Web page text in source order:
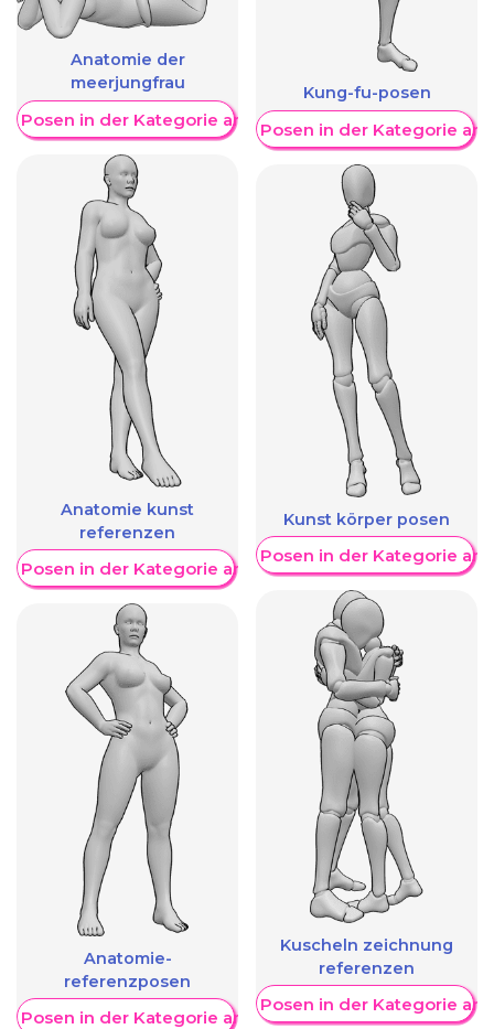
Anatomie der
meerjungfrau
Posen in der Kategorie anzeigen
Anatomie kunst
referenzen
Posen in der Kategorie anzeigen
Anatomie-
referenzposen
Posen in der Kategorie anzeigen
Kung-fu-posen
Weitere Posen in der Kategorie
Kunst körper posen
Weitere Posen in der Kategorie
Kuscheln zeichnung
referenzen
Weitere Posen in der Kategorie